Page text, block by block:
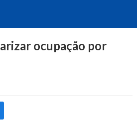
ocupação por